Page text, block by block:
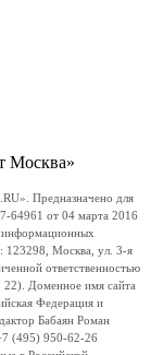
Москва»
Предназначено для
64961 от 04 марта 2016
информационных
123298, Москва, ул. 3-я
ответственностью
Доменное имя сайта
Федерация и
Бабаян Роман
(495) 950-62-26